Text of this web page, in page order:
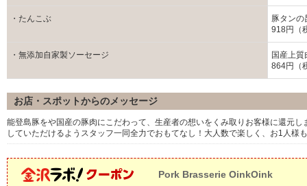
・たんこぶ
豚タンの
918円（
・無添加自家製ソーセージ
国産上
864円（
お店・スポットからのメッセージ
能登島豚をや国産の豚肉にこだわって、生産者の想いをくみ取りお客様に還元
していただけるようスタッフ一同全力でおもてなし！大人数で楽しく、お1人様
Pork Brasserie OinkOink